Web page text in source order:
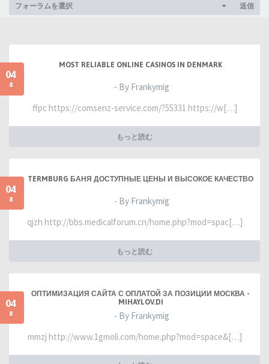
フォーラムを選択 送信
04
8
MOST RELIABLE ONLINE CASINOS IN DENMARK
- By Frankymig
ffpc https://comsenz-service.com/?55331 https://w[…]
もっと読む
04
8
TERMBURG БАНЯ ДОСТУПНЫЕ ЦЕНЫ И ВЫСОКОЕ КАЧЕСТВО
- By Frankymig
qjzh http://bbs.medicalforum.cn/home.php?mod=spac[…]
もっと読む
04
8
ОПТИМИЗАЦИЯ САЙТА С ОПЛАТОЙ ЗА ПОЗИЦИИ МОСКВА -
MIHAYLOV.DI
- By Frankymig
mmzj http://www.1gmoli.com/home.php?mod=space&[…]